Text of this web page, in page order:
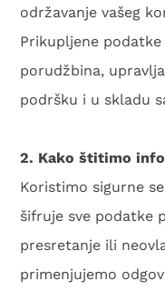
održavanje vašeg
Prikupljene
porudžbina,
podršku i u skladu
2. Kako štitimo
Koristimo sigurne
šifruje sve podatke
presretanje ili
primenjujemo